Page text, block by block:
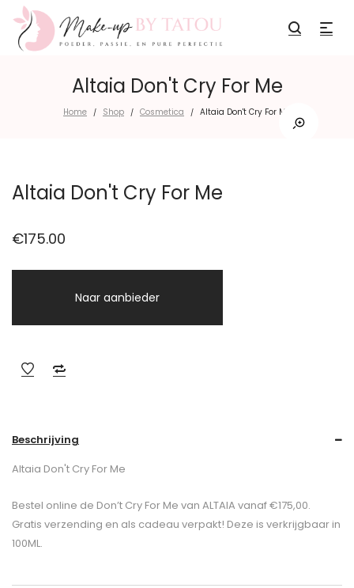
Altaia Don't Cry For Me
Home / Shop / Cosmetica / Altaia Don't Cry For Me
Altaia Don't Cry For Me
€175.00
Naar aanbieder
Beschrijving
Altaia Don't Cry For Me
Bestel online de Don’t Cry For Me van ALTAIA vanaf €175,00.
Gratis verzending en als cadeau verpakt! Deze is verkrijgbaar in
100ML.